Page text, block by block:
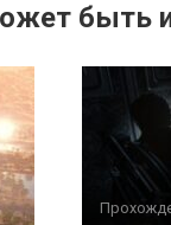
быть